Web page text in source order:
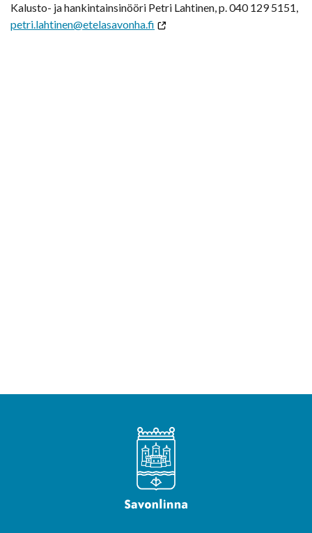
Kalusto- ja hankintainsinööri Petri Lahtinen, p. 040 129 5151,
petri.lahtinen@etelasavonha.fi